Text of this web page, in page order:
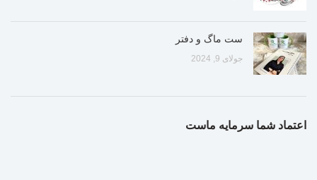
ست ماگ و دفتر
جولای 9, 2024
اعتماد شما سرمایه ماست